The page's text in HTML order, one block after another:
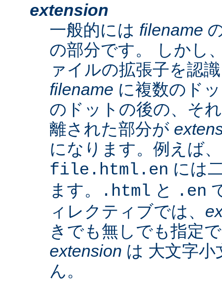
extension
一般的には filename
の部分です。 しかし
ァイルの拡張子を認
filename に複数のド
のドットの後の、そ
離された部分が
になります。例えば、
file.html.en には
ます。
.html と .en
ィレクティブでは、
きでも無しでも指定
extension は 大文字
ん。